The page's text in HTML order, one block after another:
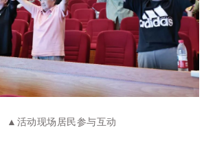
▲活动现场居民参与互动